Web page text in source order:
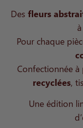
Des fleurs
à
Pour chaque
Confectionnée
recyclées,
Une édition